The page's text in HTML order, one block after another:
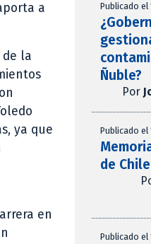
a
la
ya que
en
Publicado el
Ñuble?
Por
Publicado el
de Chile
Publicado el